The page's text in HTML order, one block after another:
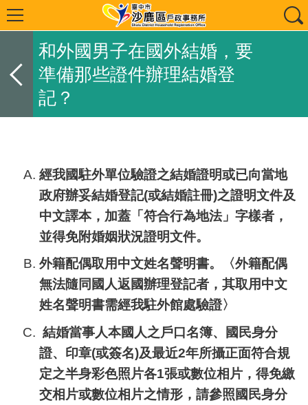
和外國男子在國外結婚，要
準備那些證件辦理結婚登
記？
經我國駐外單位驗證之結婚證明或已向當地
政府辦妥結婚登記(或結婚註冊)之證明文件及
中文譯本，加蓋「符合行為地法」字樣者，
並得免附婚姻狀況證明文件。
外籍配偶取用中文姓名聲明書。〈外籍配偶
無法隨同國人返國辦理登記者，其取用中文
姓名聲明書需經我駐外館處驗證〉
結婚當事人本國人之戶口名簿、國民身分
證、印章(或簽名)及最近2年所攝正面符合規
定之半身彩色照片各1張或數位相片，得免繳
交相片或數位相片之情形，請參照國民身分